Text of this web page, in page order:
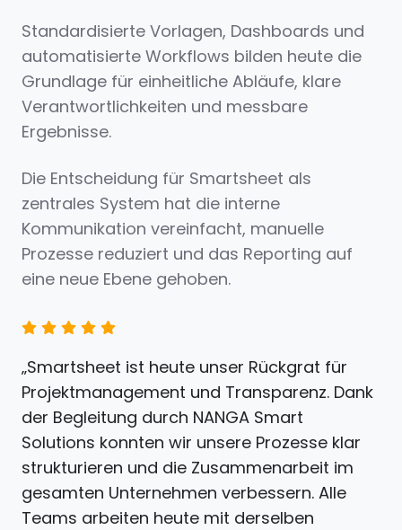
Standardisierte Vorlagen, Dashboards und
automatisierte Workflows bilden heute die
Grundlage für einheitliche Abläufe, klare
Verantwortlichkeiten und messbare
Ergebnisse.
Die Entscheidung für Smartsheet als
zentrales System hat die interne
Kommunikation vereinfacht, manuelle
Prozesse reduziert und das Reporting auf
eine neue Ebene gehoben.
„Smartsheet ist heute unser Rückgrat für
Projektmanagement und Transparenz. Dank
der Begleitung durch NANGA Smart
Solutions konnten wir unsere Prozesse klar
strukturieren und die Zusammenarbeit im
gesamten Unternehmen verbessern. Alle
Teams arbeiten heute mit derselben